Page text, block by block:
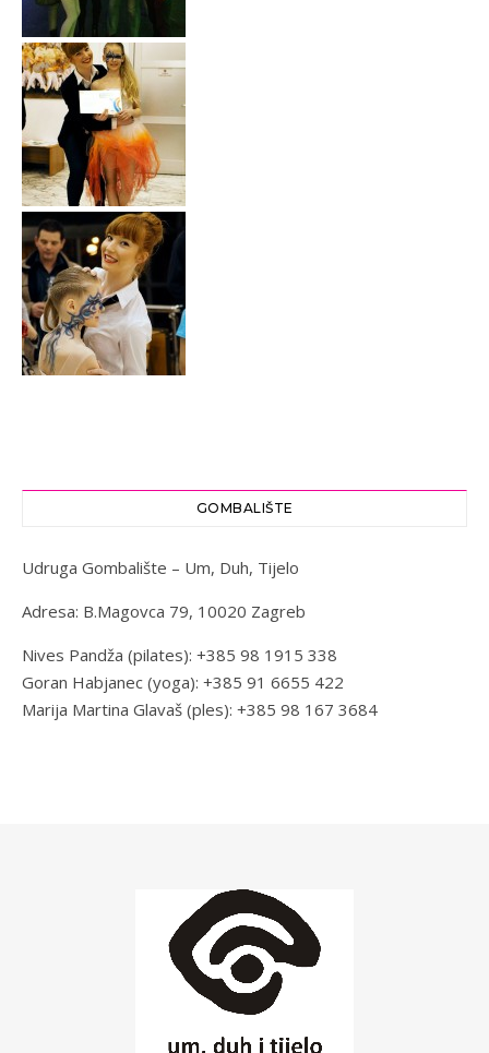
GOMBALIŠTE
Udruga Gombalište – Um, Duh, Tijelo
Adresa: B.Magovca 79, 10020 Zagreb
Nives Pandža (pilates): +385 98 1915 338
Goran Habjanec (yoga): +385 91 6655 422
Marija Martina Glavaš (ples): +385 98 167 3684